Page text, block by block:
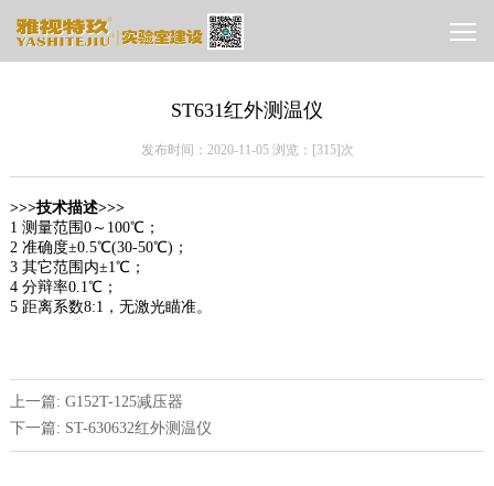
ST631红外测温仪
发布时间：2020-11-05 浏览：[315]次
>>>技术描述>>>
1 测量范围0～100℃；
2 准确度±0.5℃(30-50℃)；
3 其它范围内±1℃；
4 分辩率0.1℃；
5 距离系数8:1，无激光瞄准。
上一篇: G152T-125减压器
下一篇: ST-630632红外测温仪